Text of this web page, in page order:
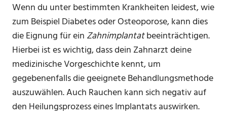
Wenn du unter bestimmten Krankheiten leidest, wie
zum Beispiel Diabetes oder Osteoporose, kann dies
die Eignung für ein Zahnimplantatbeeinträchtigen.
Hierbei ist es wichtig, dass dein Zahnarzt deine
medizinische Vorgeschichte kennt, um
gegebenenfalls die geeignete Behandlungsmethode
auszuwählen. Auch Rauchen kann sich negativ auf
den Heilungsprozess eines Implantats auswirken.